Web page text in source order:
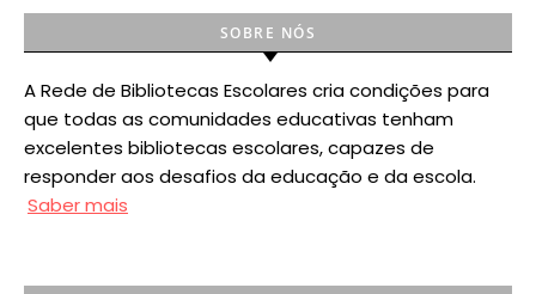
SOBRE NÓS
A Rede de Bibliotecas Escolares cria condições para
que todas as comunidades educativas tenham
excelentes bibliotecas escolares, capazes de
responder aos desafios da educação e da escola.
Saber mais